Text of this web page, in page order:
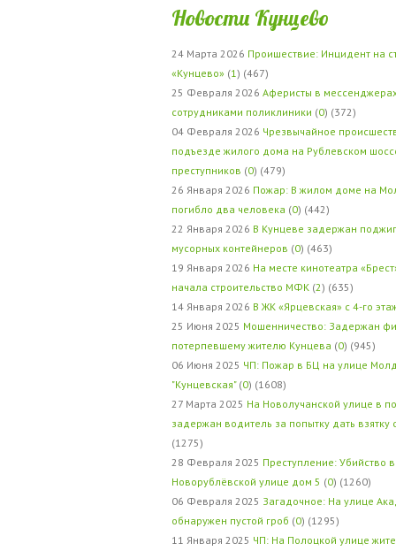
Новости Кунцево
24 Марта 2026 Проишествие: Инцидент на
«Кунцево» (1 ) (467)
25 Февраля 2026 Аферисты в
сотрудниками поликлиники (0) (372)
04 Февраля 2026 Чрезвычайное
подъезде жилого дома на Рублевском
преступников (0) (479)
26 Января 2026 Пожар: В жилом доме на
погибло два человека (0) (442)
22 Января 2026 В Кунцеве задержан
мусорных контейнеров (0) (463)
19 Января 2026 На месте кинотеатра
начала строительство МФК (2) (635)
14 Января 2026 В ЖК «Ярцевская» с 4-го
25 Июня 2025 Мошенничество: Задержан
потерпевшему жителю Кунцева (0) (945)
06 Июня 2025 ЧП: Пожар в БЦ на улице
"Кунцевская" (0) (1608)
27 Марта 2025 На Новолучанской улице в
задержан водитель за попытку дать
(1275)
28 Февраля 2025 Преступление: Убийство
Новорублёвской улице дом 5 (0) (1260)
06 Февраля 2025 Загадочное: На улице
обнаружен пустой гроб (0) (1295)
11 Января 2025 ЧП: На Полоцкой улице